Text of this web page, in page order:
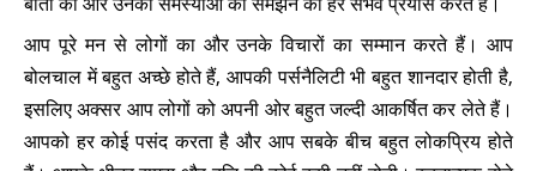
आप पूरे मन से लोगों का और उनके विचारों का सम्मान करते हैं। आप
बोलचाल में बहुत अच्छे होते हैं, आपकी पर्सनैलिटी भी बहुत शानदार होती है,
इसलिए अक्सर आप लोगों को अपनी ओर बहुत जल्दी आकर्षित कर लेते हैं।
आपको हर कोई पसंद करता है और आप सबके बीच बहुत लोकप्रिय होते